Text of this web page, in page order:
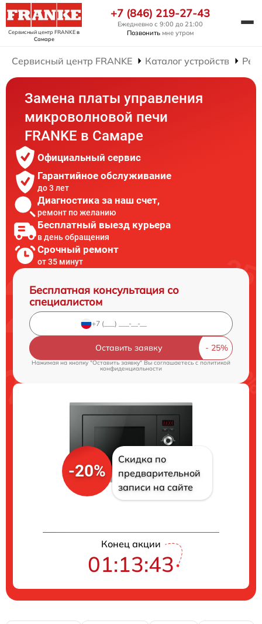
Сервисный центр FRANKEв
Самаре
+7 (846) 219-27-43
Ежедневно с 9:00 до 21:00
Позвонить мне утром
Сервисный центр FRANKE Каталог устройств
Замена платы управления
микроволновой печи
FRANKE в Самаре
Официальный сервис
Гарантийное обслуживание
до 3 лет
Диагностика за наш счет,
ремонт по желанию
Бесплатный выезд курьера
в день обращения
Срочный ремонт
от 35 минут
Бесплатная консультация со
специалистом
Оставить заявку
Нажимая на кнопку "Оставить заявку" Вы соглашаетесь cполитикой
конфиденциальности
-20%
Скидка по
предварительной
записи на сайте
Конец акции
01:13:42